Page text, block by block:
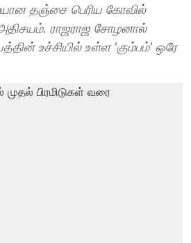
தஞ்சை பெரிய கோவில்
ராஜராஜ சோழனால்
உச்சியில் உள்ள 'கும்பம்' ஒரே